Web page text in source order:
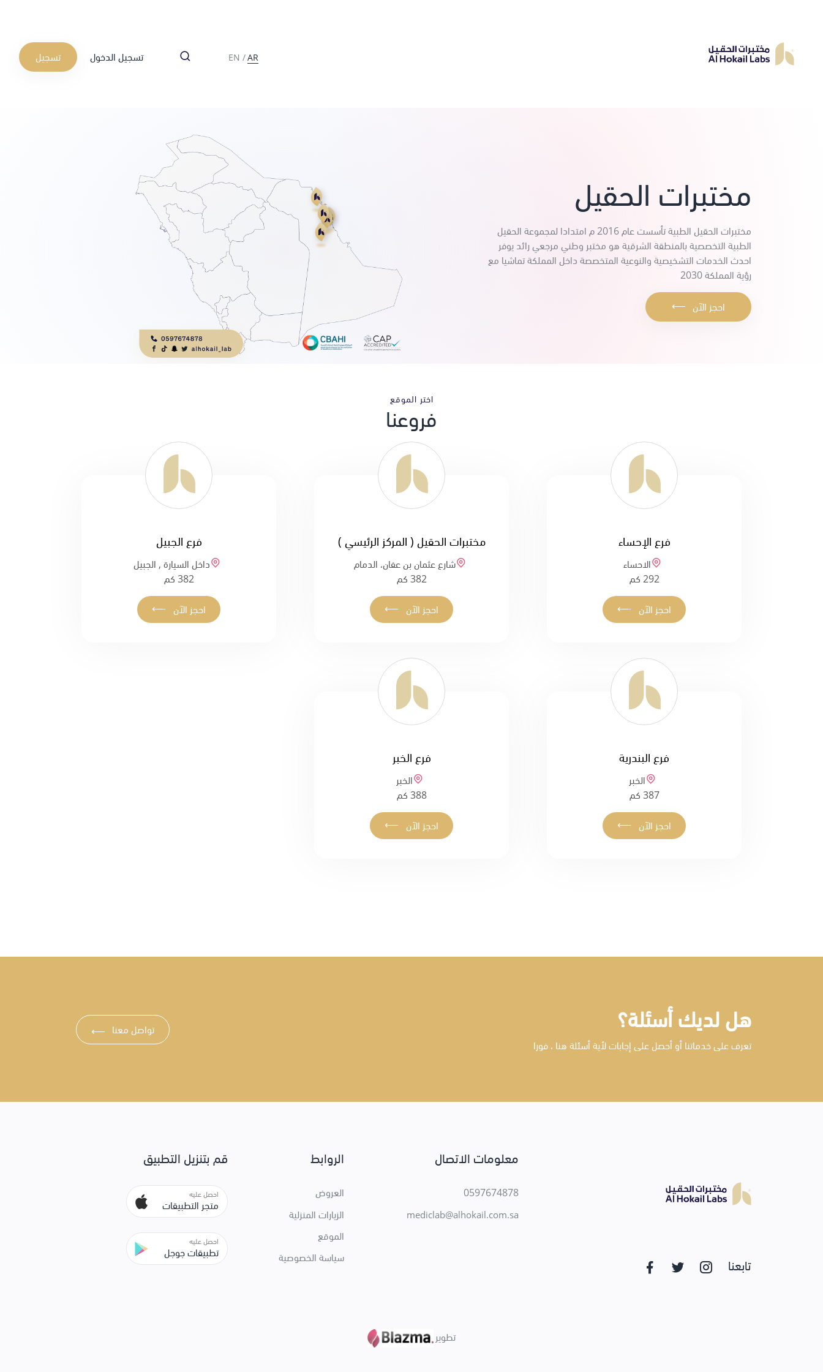
EN /AR تسجيل الدخول تسجيل
مختبرات الحقيل
مختبرات الحقيل الطبية تأسست عام 2016 م امتدادا لمجموعة الحقيل
الطبية التخصصية بالمنطقة الشرقية هو مختبر وطني مرجعي رائد يوفر
احدث الخدمات التشخيصية والنوعية المتخصصة داخل المملكة تماشيا مع
رؤية المملكة 2030
احجز الآن ⟵
اختر الموقع
فروعنا
فرع الإحساء
الاحساء
292 كم
احجز الآن ⟵
مختبرات الحقيل ( المركز الرئيسي )
شارع عثمان بن عفان، الدمام
382 كم
احجز الآن ⟵
فرع الجبيل
داخل السيارة , الجبيل
382 كم
احجز الآن ⟵
فرع البندرية
الخبر
387 كم
احجز الآن ⟵
فرع الخبر
الخبر
388 كم
احجز الآن ⟵
هل لديك أسئلة؟
تعرف على خدماتنا أو أحصل على إجابات لأية أسئلة هنا ، فورا
تواصل معنا ⟶
تابعنا
معلومات الاتصال
0597674878
mediclab@alhokail.com.sa
الروابط
العروض
الزيارات المنزلية
الموقع
سياسة الخصوصية
قم بتنزيل التطبيق
احصل عليه
متجر التطبيقات
احصل عليه
تطبيقات جوجل
تطوير